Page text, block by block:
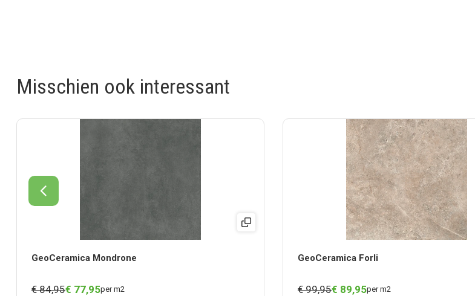
Misschien ook interessant
GeoCeramica Mondrone
€ 84,95€ 77,95per m2
GeoCeramica Forli
€ 99,95€ 89,95per m2